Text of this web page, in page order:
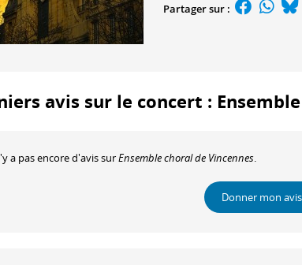
Partager sur :
avis sur le concert :
a pas encore d'avis surEnsemble choral de Vincennes
Donner mon avis